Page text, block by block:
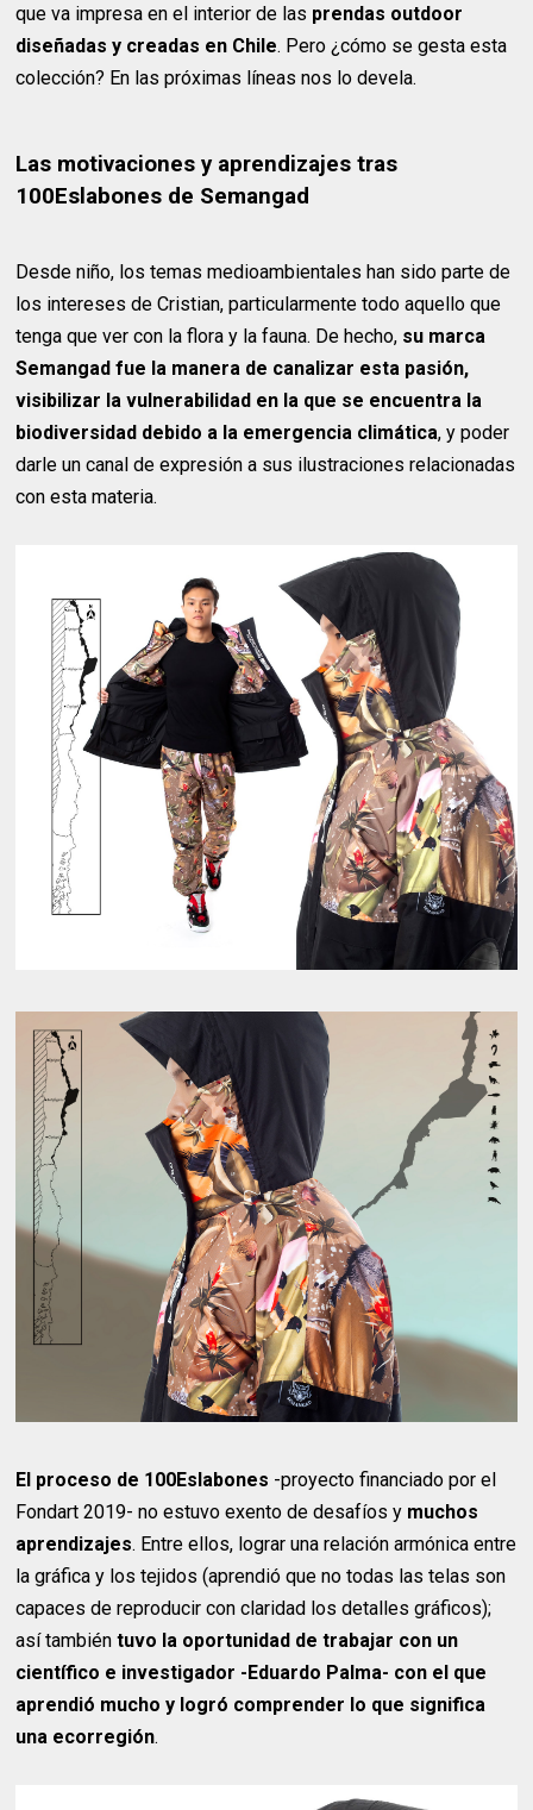
que va impresa en el interior de las prendas outdoor
diseñadas y creadas en Chile. Pero ¿cómo se gesta esta
colección? En las próximas líneas nos lo devela.
Las motivaciones y aprendizajes tras
100Eslabones de Semangad
Desde niño, los temas medioambientales han sido parte de
los intereses de Cristian, particularmente todo aquello que
tenga que ver con la flora y la fauna. De hecho, su marca
Semangad fue la manera de canalizar esta pasión,
visibilizar la vulnerabilidad en la que se encuentra la
biodiversidad debido a la emergencia climática, y poder
darle un canal de expresión a sus ilustraciones relacionadas
con esta materia.
El proceso de 100Eslabones -proyecto financiado por el
Fondart 2019- no estuvo exento de desafíos y muchos
aprendizajes. Entre ellos, lograr una relación armónica entre
la gráfica y los tejidos (aprendió que no todas las telas son
capaces de reproducir con claridad los detalles gráficos);
así tambiéntuvo la oportunidad de trabajar con un
científico e investigador -Eduardo Palma- con el que
aprendió mucho y logró comprender lo que significa
una ecorregión.